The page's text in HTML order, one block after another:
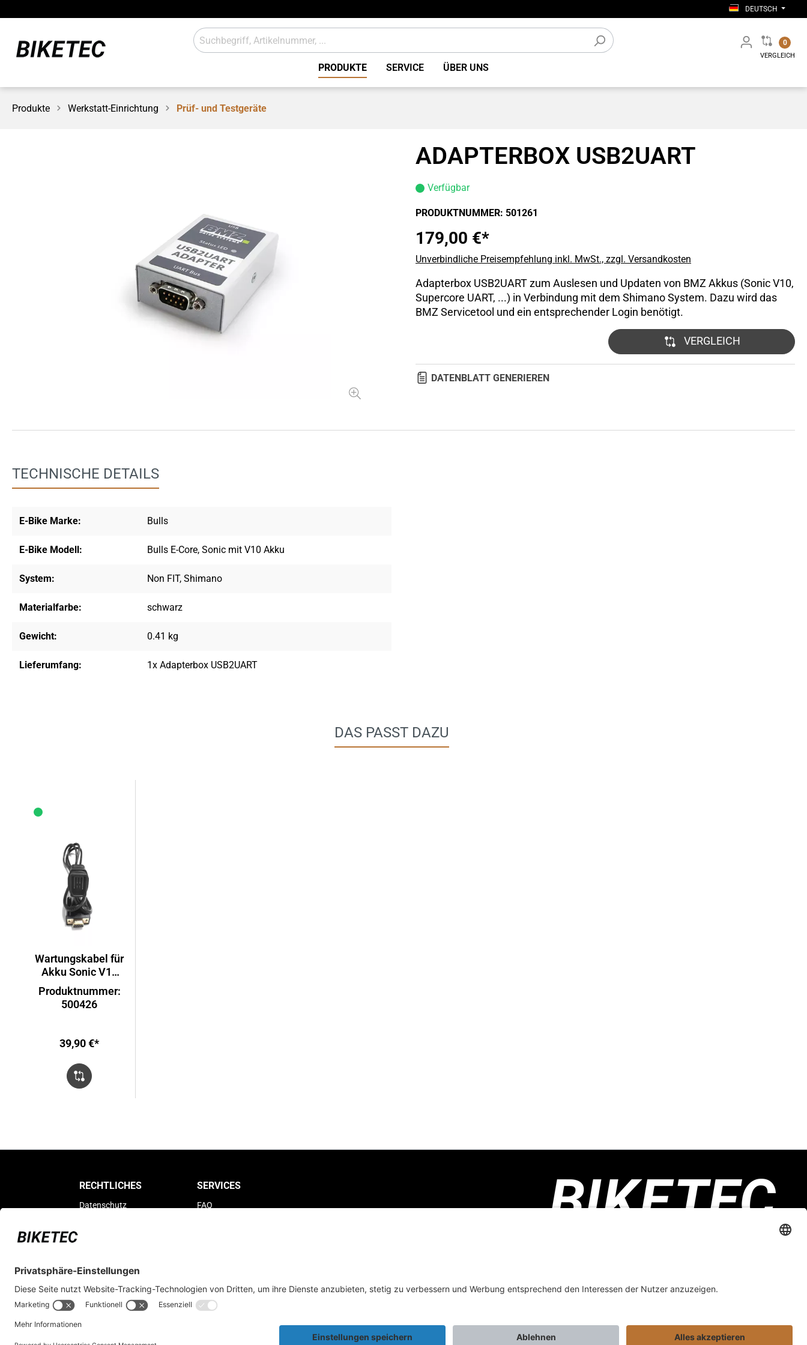
DEUTSCH
0
VERGLEICH
PRODUKTE SERVICE ÜBER UNS
E-Antrieb Beleuchtung
Produkte Werkstatt-Einrichtung Prüf- und Testgeräte
ADAPTERBOX USB2UART
Verfügbar
PRODUKTNUMMER: 501261
179,00 €*
Unverbindliche Preisempfehlung inkl. MwSt., zzgl. Versandkosten
Adapterbox USB2UART zum Auslesen und Updaten von BMZ Akkus (Sonic V10,
Supercore UART, ...) in Verbindung mit dem Shimano System. Dazu wird das
BMZ Servicetool und ein entsprechender Login benötigt.
VERGLEICH
DATENBLATT GENERIEREN
TECHNISCHE DETAILS
E-Bike Marke: Bulls
E-Bike Modell: Bulls E-Core, Sonic mit V10 Akku
System: Non FIT, Shimano
Materialfarbe: schwarz
Gewicht: 0.41 kg
Lieferumfang: 1x Adapterbox USB2UART
DAS PASST DAZU
Wartungskabel für
Akku Sonic V10
Shimano
Produktnummer:
500426
39,90 €*
RECHTLICHES
Datenschutz
SERVICES
FAQ
Kontaktformular
*Unverbindliche Preisempfehlung inkl. MwSt. zzgl. Versandkosten